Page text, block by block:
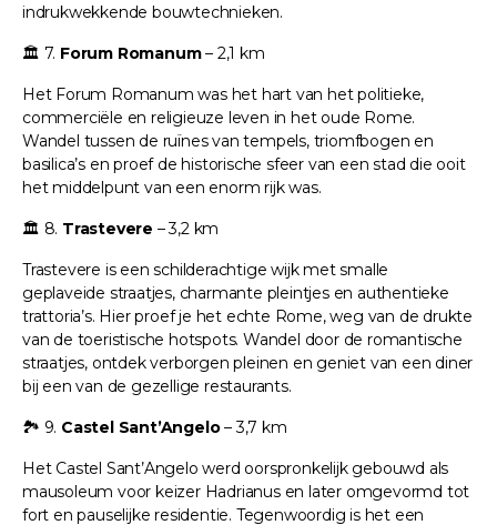
indrukwekkende bouwtechnieken.
🏛️ 7. Forum Romanum– 2,1 km
Het Forum Romanum was het hart van het politieke,
commerciële en religieuze leven in het oude Rome.
Wandel tussen de ruïnes van tempels, triomfbogen en
basilica’s en proef de historische sfeer van een stad die ooit
het middelpunt van een enorm rijk was.
🏛️ 8. Trastevere – 3,2 km
Trastevere is een schilderachtige wijk met smalle
geplaveide straatjes, charmante pleintjes en authentieke
trattoria’s. Hier proef je het echte Rome, weg van de drukte
van de toeristische hotspots. Wandel door de romantische
straatjes, ontdek verborgen pleinen en geniet van een diner
bij een van de gezellige restaurants.
🏞️ 9. Castel Sant’Angelo– 3,7 km
Het Castel Sant’Angelo werd oorspronkelijk gebouwd als
mausoleum voor keizer Hadrianus en later omgevormd tot
fort en pauselijke residentie. Tegenwoordig is het een